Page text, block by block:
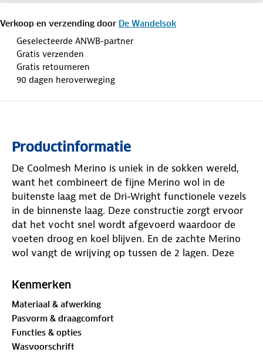
Verkoop en verzending door De Wandelsok
Geselecteerde ANWB-partner
Gratis verzenden
Gratis retourneren
90 dagen heroverweging
Productinformatie
De Coolmesh Merino is uniek in de sokken wereld,
want het combineert de fijne Merino wol in de
buitenste laag met de Dri-Wright functionele vezels
in de binnenste laag. Deze constructie zorgt ervoor
dat het vocht snel wordt afgevoerd waardoor de
voeten droog en koel blijven. En de zachte Merino
wol vangt de wrijving op tussen de 2 lagen. Deze
minimaal is.
De unieke kenmerken van deze sok zijn:
Kenmerken
Materiaal & afwerking
Pasvorm & draagcomfort
Functies & opties
Wasvoorschrift